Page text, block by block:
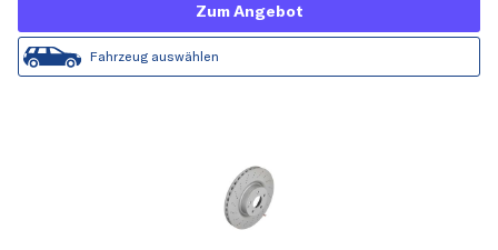
Zum Angebot
Fahrzeug auswählen